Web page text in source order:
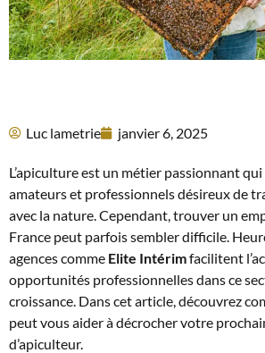
Luc lametrie janvier 6, 2025
L’apiculture est un métier passionnant
amateurs et professionnels désireux de
avec la nature. Cependant, trouver un
France peut parfois sembler difficile.
agences comme Elite Intérimfacilitent
opportunités professionnelles dans ce
croissance. Dans cet article, découvrez
peut vous aider à décrocher votre
d’apiculteur.